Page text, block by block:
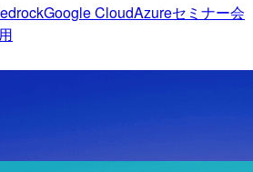
Google CloudAzureセミナー会